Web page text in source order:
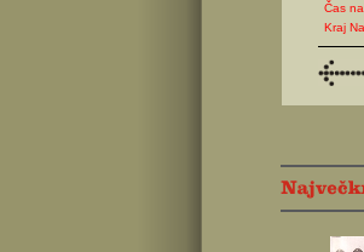
Čas
Kraj